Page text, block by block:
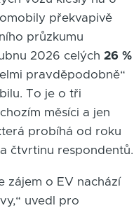
překvapivě
průzkumu
2026 celých 26 %
pravděpodobně“
To je o tři
měsíci a jen
probíhá od roku
čtvrtinu respondentů.
zájem o EV nachází
uvedl pro